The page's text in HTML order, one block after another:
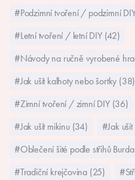
#Podzimní tvoření / podzimní
#Letní tvoření / letní DIY (42)
#Návody na ručně vyrobené
#Jak ušít kalhoty nebo šortky (38)
#Zimní tvoření / zimní DIY (36)
#Jak ušít mikinu (34)
#Jak
#Oblečení šité podle střihů
#Tradiční krejčovina (25)